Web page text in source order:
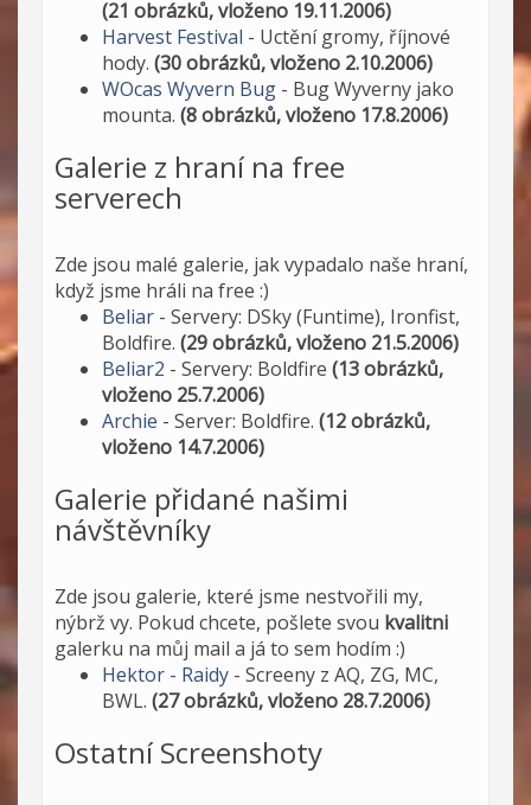
(21 obrázků, vloženo 19.11.2006)
Harvest Festival - Uctění gromy, říjnové
hody. (30 obrázků, vloženo 2.10.2006)
WOcas Wyvern Bug - Bug Wyverny jako
mounta. (8 obrázků, vloženo 17.8.2006)
Galerie z hraní na free
serverech
Zde jsou malé galerie, jak vypadalo naše hraní,
když jsme hráli na free :)
Beliar - Servery: DSky (Funtime), Ironfist,
Boldfire. (29 obrázků, vloženo 21.5.2006)
Beliar2 - Servery: Boldfire (13 obrázků,
vloženo 25.7.2006)
Archie - Server: Boldfire. (12 obrázků,
vloženo 14.7.2006)
Galerie přidané našimi
návštěvníky
Zde jsou galerie, které jsme nestvořili my,
nýbrž vy. Pokud chcete, pošlete svou kvalitni
galerku na můj mail a já to sem hodím :)
Hektor - Raidy - Screeny z AQ, ZG, MC,
BWL. (27 obrázků, vloženo 28.7.2006)
Ostatní Screenshoty